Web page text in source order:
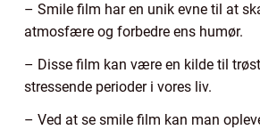
– Smile film har en unik evne til at
atmosfære og forbedre ens humør.
– Disse film kan være en kilde til
stressende perioder i vores liv.
– Ved at se smile film kan man